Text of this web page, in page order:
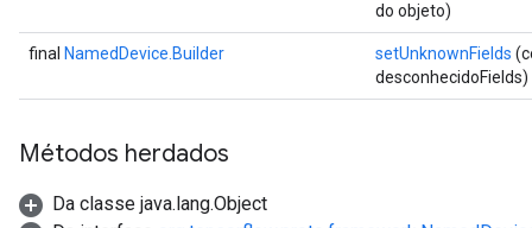
do objeto)
final NamedDevice.Builder setUnknownFields
desconhecidoFields)
Métodos herdados
Da classe java.lang.Object